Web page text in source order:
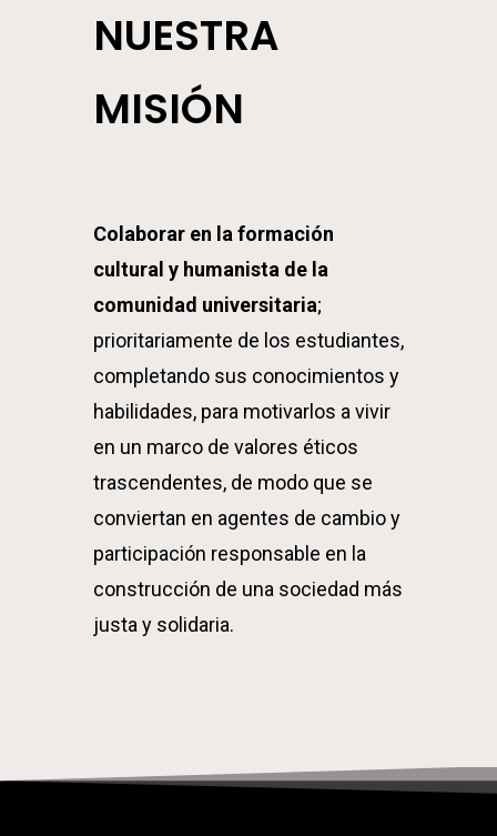
NUESTRA
MISIÓN
Colaborar en la formación
cultural y humanista de la
comunidad universitaria;
prioritariamente de los estudiantes,
completando sus conocimientos y
habilidades, para motivarlos a vivir
en un marco de valores éticos
trascendentes, de modo que se
conviertan en agentes de cambio y
participación responsable en la
construcción de una sociedad más
justa y solidaria.